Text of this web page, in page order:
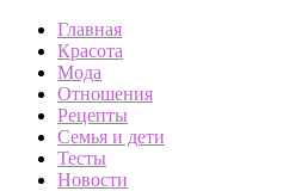
Главная
Красота
Мода
Отношения
Рецепты
Семья и дети
Тесты
Новости